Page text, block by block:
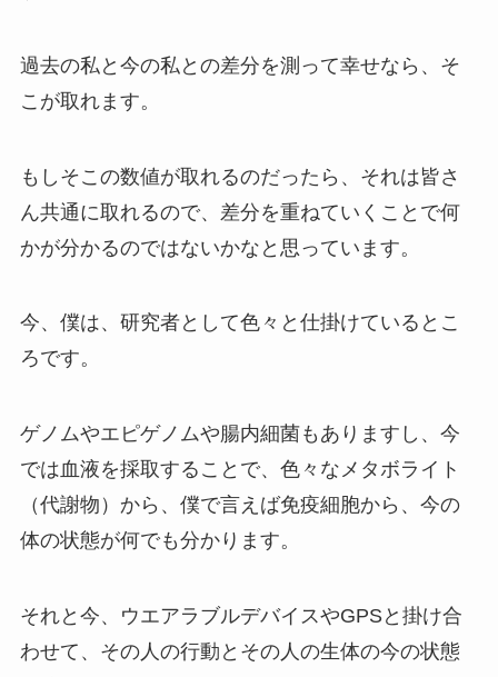
過去の私と今の私との差分を測って幸せなら、そ
こが取れます。
もしそこの数値が取れるのだったら、それは皆さ
ん共通に取れるので、差分を重ねていくことで何
かが分かるのではないかなと思っています。
今、僕は、研究者として色々と仕掛けているとこ
ろです。
ゲノムやエピゲノムや腸内細菌もありますし、今
では血液を採取することで、色々なメタボライト
（代謝物）から、僕で言えば免疫細胞から、今の
体の状態が何でも分かります。
それと今、ウエアラブルデバイスやGPSと掛け合
わせて、その人の行動とその人の生体の今の状態